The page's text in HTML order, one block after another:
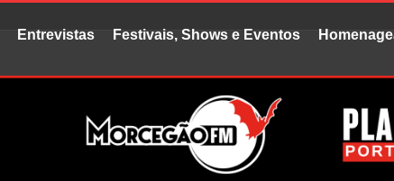
Entrevistas Festivais, Shows e Eventos